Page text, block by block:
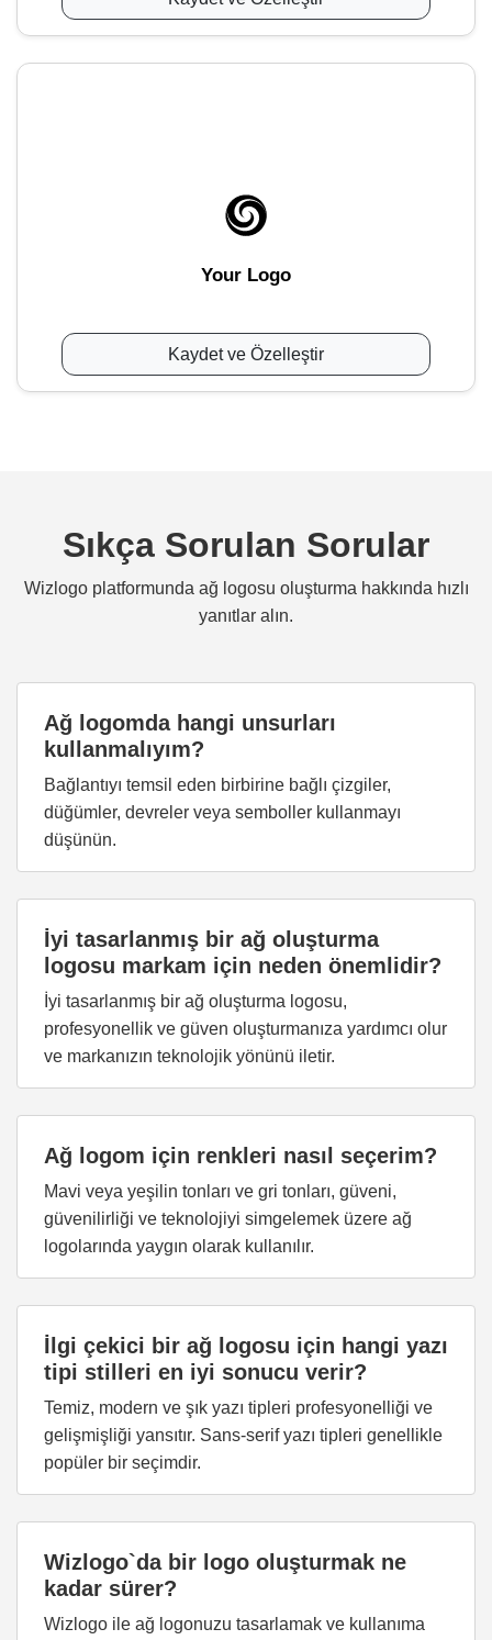
Your Logo
Kaydet ve Özelleştir
Sıkça Sorulan Sorular
Wizlogo platformunda ağ logosu oluşturma hakkında hızlı
yanıtlar alın.
Ağ logomda hangi unsurları
kullanmalıyım?
Bağlantıyı temsil eden birbirine bağlı çizgiler,
düğümler, devreler veya semboller kullanmayı
düşünün.
İyi tasarlanmış bir ağ oluşturma
logosu markam için neden önemlidir?
İyi tasarlanmış bir ağ oluşturma logosu,
profesyonellik ve güven oluşturmanıza yardımcı olur
ve markanızın teknolojik yönünü iletir.
Ağ logom için renkleri nasıl seçerim?
Mavi veya yeşilin tonları ve gri tonları, güveni,
güvenilirliği ve teknolojiyi simgelemek üzere ağ
logolarında yaygın olarak kullanılır.
İlgi çekici bir ağ logosu için hangi yazı
tipi stilleri en iyi sonucu verir?
Temiz, modern ve şık yazı tipleri profesyonelliği ve
gelişmişliği yansıtır. Sans-serif yazı tipleri genellikle
popüler bir seçimdir.
Wizlogo`da bir logo oluşturmak ne
kadar sürer?
Wizlogo ile ağ logonuzu tasarlamak ve kullanıma